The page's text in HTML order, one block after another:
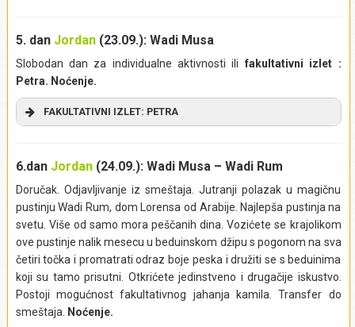
1925. godine, i koja se nastavljaju i danas.
Izlet obuhvata:povratni transfer, ulaznicu i uslugu vodiča.
5. dan Jordan (23.09.): Wadi Musa
Slobodan dan za individualne aktivnosti ili fakultativni izlet :
Petra. Noćenje.
FAKULTATIVNI IZLET: PETRA
istorijski grad Nabatejaca u južnom Jordanu, u blizini planine
Džabal al-Madba (Jabal Al-Madbah), poznat je po arhitekturi
zdanja uklesanih u stenama i po antičkom sistemu
vodovoda. Petru nazivaju i „Gradom ruža“, zbog crvenkaste
boje peščara od kojeg je isklesana. Pristup gradu je kroz Sik
– čuvenu, slikovitu klisuru dugu 1,2 kilometra, koja vodi
direktno do Al-Kazne (Riznice). Područje oko Petre bilo je
naseljeno sedam milenijuma pre nove ere. Nabatejci su se
ovde doselili u 4. veku pre nove ere, da bi dva veka kasnije,
6.dan Jordan (24.09.): Wadi Musa – Wadi Rum
Doručak. Odjavljivanje iz smeštaja. Jutranji polazak u magičnu
pustinju Wadi Rum, dom Lorensa od Arabije. Najlepša pustinja na
svetu. Više od samo mora peščanih dina. Vozićete se krajolikom
ove pustinje nalik mesecu u beduinskom džipu s pogonom na sva
četiri točka i promatrati odraz boje peska i družiti se s beduinima
koji su tamo prisutni. Otkrićete jedinstveno i drugačije iskustvo.
Postoji mogućnost fakultativnog jahanja kamila. Transfer do
smeštaja. Noćenje.